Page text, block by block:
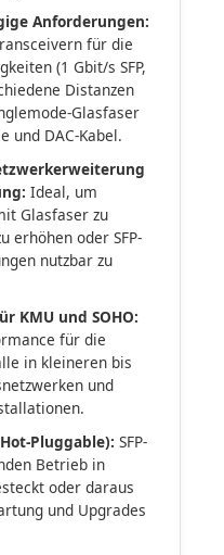
Anforderungen:
für die
(1 Gbit/s SFP,
Distanzen
Glasfaser
und DAC-Kabel.
Ideal, um
Glasfaser zu
erhöhen oder SFP-
nutzbar zu
KMU und SOHO:
für die
in kleineren bis
und
Pluggable): SFP-
Betrieb in
oder daraus
und Upgrades